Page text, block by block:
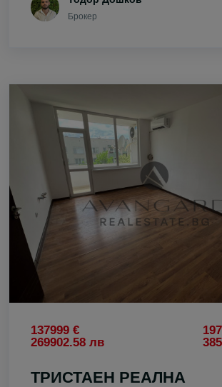
Брокер
137999 €
269902.58 лв
ТРИСТАЕН РЕАЛНА